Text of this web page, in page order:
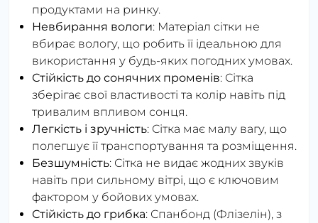
продуктами на ринку.
Невбирання вологи: Матеріал сітки не
вбирає вологу, що робить її ідеальною для
використання у будь-яких погодних умовах.
Стійкість до сонячних променів: Сітка
зберігає свої властивості та колір навіть під
тривалим впливом сонця.
Легкість і зручність: Сітка має малу вагу, що
полегшує її транспортування та розміщення.
Безшумність: Сітка не видає жодних звуків
навіть при сильному вітрі, що є ключовим
фактором у бойових умовах.
Стійкість до грибка: Спанбонд (Флізелін), з